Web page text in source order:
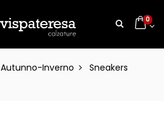
0
Autunno-Inverno
Sneakers